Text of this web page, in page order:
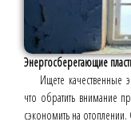
Энергосберегающие
Ищете качественные
что обратить внимание
сэкономить на